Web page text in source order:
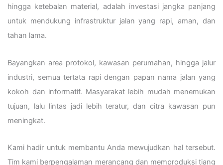
hingga ketebalan material, adalah investasi jangka panjang
untuk mendukung infrastruktur jalan yang rapi, aman, dan
tahan lama.
Bayangkan area protokol, kawasan perumahan, hingga jalur
industri, semua tertata rapi dengan papan nama jalan yang
kokoh dan informatif. Masyarakat lebih mudah menemukan
tujuan, lalu lintas jadi lebih teratur, dan citra kawasan pun
meningkat.
Kami hadir untuk membantu Anda mewujudkan hal tersebut.
Tim kami berpengalaman merancang dan memproduksi tiang